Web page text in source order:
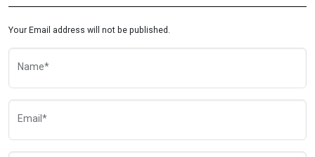
Your Email address will not be published.
Name*
Email*